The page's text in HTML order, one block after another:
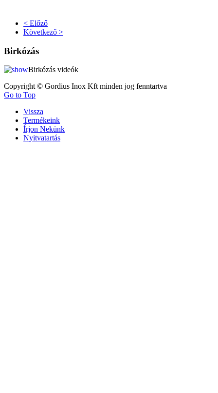
< Előző
Következő >
Birkózás
Birkózás videók
Copyright © Gordius Inox Kft minden jog fenntartva
Go to Top
Vissza
Termékeink
Írjon Nekünk
Nyitvatartás